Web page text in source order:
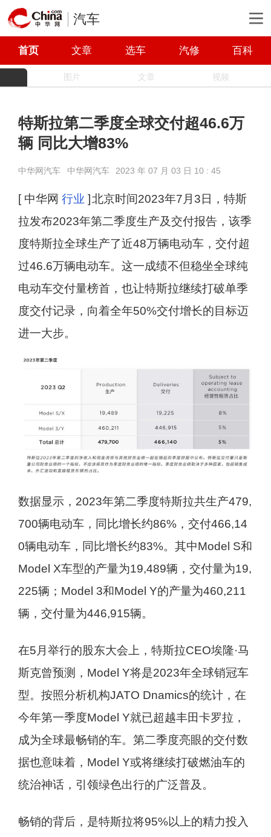
汽车
首页 文章 选车 汽修 百科
图片 文章 视频
特斯拉第二季度全球交付超46.6万
辆 同比大增83%
中华网汽车 中华网汽车 2023 年 07 月 03 日 10 : 45
[ 中华网 行业 ] 北京时间2023年7月3日，特斯
拉发布2023年第二季度生产及交付报告，该季
度特斯拉全球生产了近48万辆电动车，交付超
过46.6万辆电动车。这一成绩不但稳坐全球纯
电动车交付量榜首，也让特斯拉继续打破单季
度交付记录，向着全年50%交付增长的目标迈
进一大步。
数据显示，2023年第二季度特斯拉共生产479,
700辆电动车，同比增长约86%，交付466,14
0辆电动车，同比增长约83%。其中Model S和
Model X车型的产量为19,489辆，交付量为19,
225辆；Model 3和Model Y的产量为460,211
辆，交付量为446,915辆。
在5月举行的股东大会上，特斯拉CEO埃隆·马
斯克曾预测，Model Y将是2023年全球销冠车
型。按照分析机构JATO Dnamics的统计，在
今年第一季度Model Y就已超越丰田卡罗拉，
成为全球最畅销的车。第二季度亮眼的交付数
据也意味着，Model Y或将继续打破燃油车的
统治神话，引领绿色出行的广泛普及。
畅销的背后，是特斯拉将95%以上的精力投入